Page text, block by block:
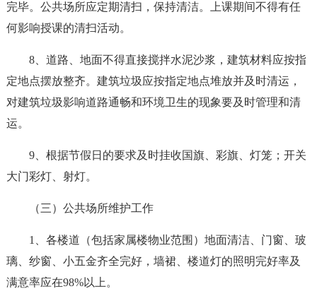
完毕。公共场所应定期清扫，保持清洁。上课期间不得有任
何影响授课的清扫活动。
8、道路、地面不得直接搅拌水泥沙浆，建筑材料应按指
定地点摆放整齐。建筑垃圾应按指定地点堆放并及时清运，
对建筑垃圾影响道路通畅和环境卫生的现象要及时管理和清
运。
9、根据节假日的要求及时挂收国旗、彩旗、灯笼；开关
大门彩灯、射灯。
（三）公共场所维护工作
1、各楼道（包括家属楼物业范围）地面清洁、门窗、玻
璃、纱窗、小五金齐全完好，墙裙、楼道灯的照明完好率及
满意率应在98%以上。